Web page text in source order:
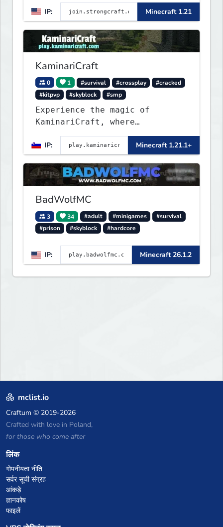
Towny, PvP, LifeSteal, Events,
and more. Pick a server and
start playing.
IP: Minecraft 1.21
KaminariCraft
0 1 #survival #crossplay
#cracked
#kitpvp
#skyblock #smp
Experience the magic of
KaminariCraft, where
innovation meets adventure in
the world of Minecraft. Our
server offers a seamless and
immersive experience for both
Java and Bedrock players
IP: Minecraft 1.21.1+
BadWolfMC
3 34 #adult #minigames
#survival
#prison
#skyblock #hardcore
IP: Minecraft 26.1.2
mclist.io
Craftum © 2019-2026
Crafted with love in Poland,
for those who come after
लिंक
गोपनीयता नीति
सर्वर सूची संग्रह
आंकड़े
ज्ञानकोष
फाइलें